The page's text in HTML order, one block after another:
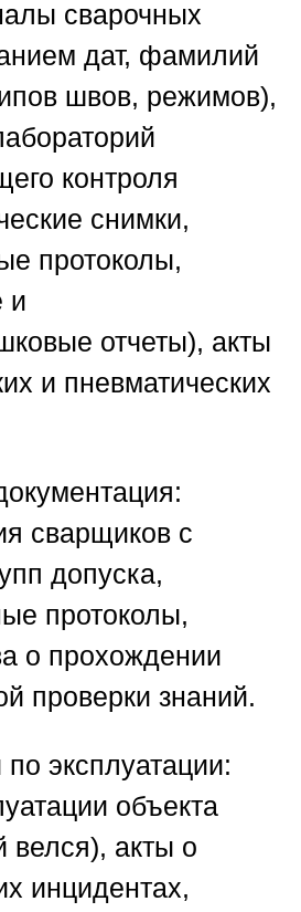
сварочных
дат, фамилий
швов, режимов),
контроля
снимки,
протоколы,
и
отчеты), акты
и пневматических
:
сварщиков с
допуска,
протоколы,
о прохождении
проверки знаний.
эксплуатации:
объекта
велся), акты о
инцидентах,